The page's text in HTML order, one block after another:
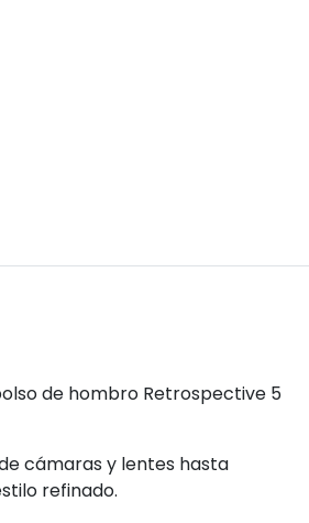
de hombro Retrospective 5
cámaras y lentes hasta
refinado.